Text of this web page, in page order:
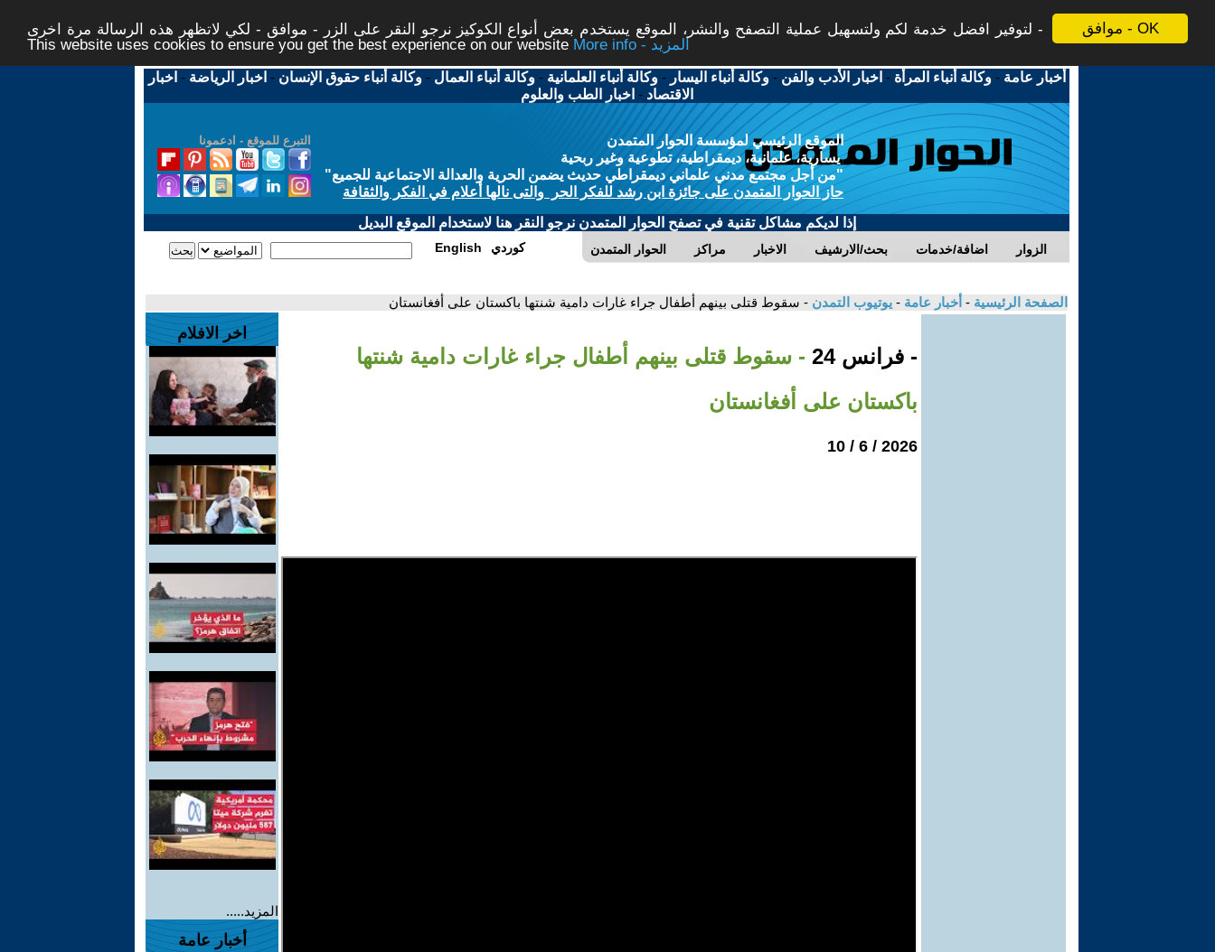
موافق - OK
لتوفير افضل خدمة لكم ولتسهيل عملية التصفح والنشر، الموقع يستخدم بعض أنواع الكوكيز نرجو النقر على الزر - موافق - لكي لاتظهر هذه الرسالة مرة اخرى -
This website uses cookies to ensure you get the best experience on our website
More info - المزيد
أخبار عامة -وكالة أنباء المرأة - اخبار الأدب والفن -وكالة أنباء اليسار -وكالة أنباء العلمانية -وكالة أنباء العمال -وكالة أنباء حقوق الإنسان - اخبار الرياضة - اخبار
الاقتصاد - اخبار الطب والعلوم
التبرع للموقع - ادعمونا
الموقع الرئيسي لمؤسسة الحوار المتمدن
يسارية، علمانية، ديمقراطية، تطوعية وغير ربحية
"من أجل مجتمع مدني علماني ديمقراطي حديث يضمن الحرية والعدالة الاجتماعية للجميع"
حاز الحوار المتمدن على جائزة ابن رشد للفكر الحر والتى نالها أعلام في الفكر والثقافة
إذا لديكم مشاكل تقنية في تصفح الحوار المتمدن نرجو النقر هنا لاستخدام الموقع البديل
الحوار المتمدن مراكز الاخبار بحث/الارشيف اضافة/خدمات الزوار English كوردي
الصفحة الرئيسية - أخبار عامة - يوتيوب التمدن - سقوط قتلى بينهم أطفال جراء غارات دامية شنتها باكستان على أفغانستان
- فرانس 24
- سقوط قتلى بينهم أطفال جراء غارات دامية شنتها
باكستان على أفغانستان
2026 / 6 / 10
اخر الافلام
المزيد.....
أخبار عامة